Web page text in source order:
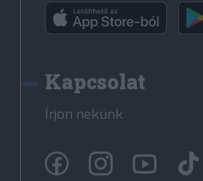
Kapcsolat
Írjon nekünk